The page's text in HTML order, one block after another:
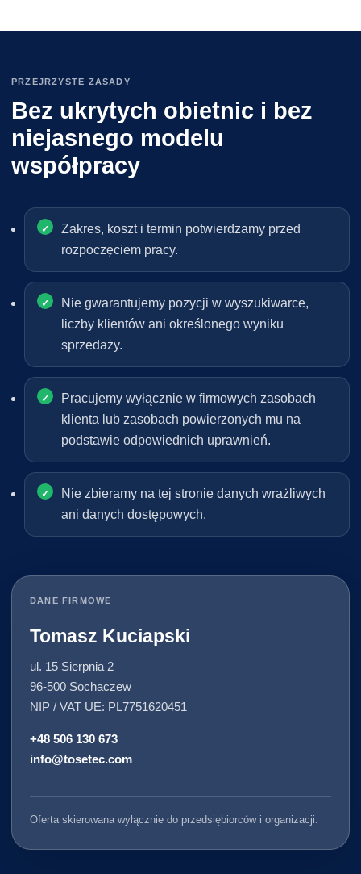
PRZEJRZYSTE ZASADY
Bez ukrytych obietnic i bez
niejasnego modelu
współpracy
Zakres, koszt i termin potwierdzamy przed
rozpoczęciem pracy.
Nie gwarantujemy pozycji w wyszukiwarce,
liczby klientów ani określonego wyniku
sprzedaży.
Pracujemy wyłącznie w firmowych zasobach
klienta lub zasobach powierzonych mu na
podstawie odpowiednich uprawnień.
Nie zbieramy na tej stronie danych wrażliwych
ani danych dostępowych.
DANE FIRMOWE
Tomasz Kuciapski
ul. 15 Sierpnia 2
96-500 Sochaczew
NIP / VAT UE: PL7751620451
+48 506 130 673
info@tosetec.com
Oferta skierowana wyłącznie do przedsiębiorców i organizacji.